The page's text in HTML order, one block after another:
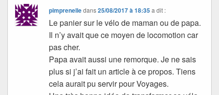
pimprenelledans25/08/2017 à 18:35 a dit :
Le panier sur le vélo de maman ou de papa.
Il n’y avait que ce moyen de locomotion car
pas cher.
Papa avait aussi une remorque. Je ne sais
plus si j’ai fait un article à ce propos. Tiens
cela aurait pu servir pour Voyages.